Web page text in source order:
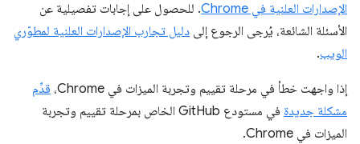
الإصدارات العلنية في Chrome
. للحصول على إجابات تفصيلية عن
الأسئلة الشائعة، يُرجى الرجوع إلى دليل تجارب الإصدارات العلنية لمطوّري
الويب.
إذا واجهت خطأ في مرحلة تقييم وتجربة الميزات في Chrome،
قدِّم
مشكلة جديدة
في مستودع GitHub الخاص بمرحلة تقييم وتجربة
الميزات في Chrome.